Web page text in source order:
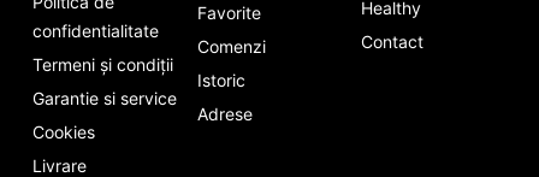
confidentialitate
Termeni și condiții
Garantie si service
Cookies
Livrare
Favorite
Comenzi
Istoric
Adrese
Healthy
Contact